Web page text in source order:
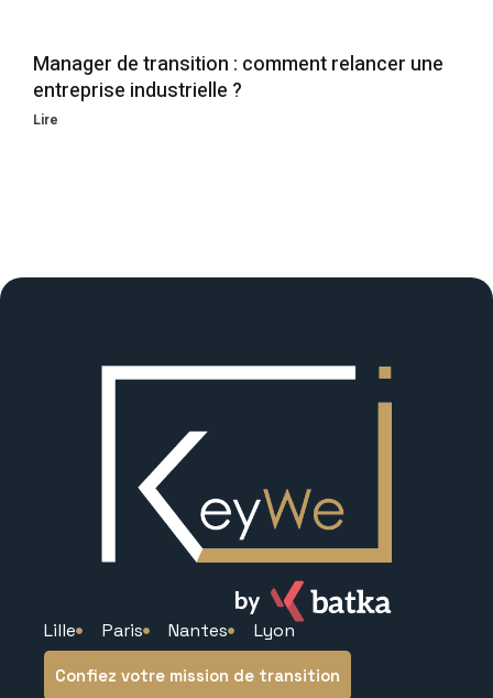
Manager de transition : comment relancer une
entreprise industrielle ?
Lire
Lille Paris Nantes Lyon
Confiez votre mission de transition